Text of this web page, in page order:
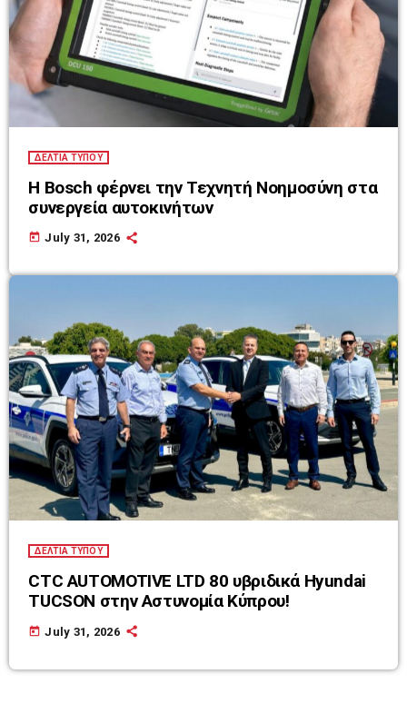
ΔΕΛΤΙΑ ΤΥΠΟΥ
Η Bosch φέρνει την Τεχνητή Νοημοσύνη στα
συνεργεία αυτοκινήτων
today July 31, 2026
ΔΕΛΤΙΑ ΤΥΠΟΥ
CTC AUTOMOTIVE LTD 80 υβριδικά Hyundai
TUCSON στην Αστυνομία Κύπρου!
today July 31, 2026